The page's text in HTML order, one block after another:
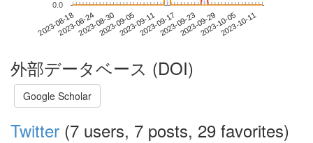
2023-08-182023-08-242023-08-302023-09-052023-09-112023-09-172023-09-232023-09-292023-10-052023-10-11
0.0
外部データベース (DOI)
Google Scholar
Twitter (7 users, 7 posts, 29 favorites)